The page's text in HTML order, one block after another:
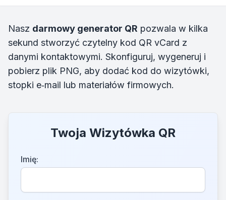
Nasz darmowy generator QR pozwala w kilka
sekund stworzyć czytelny kod QR vCard z
danymi kontaktowymi. Skonfiguruj, wygeneruj i
pobierz plik PNG, aby dodać kod do wizytówki,
stopki e‑mail lub materiałów firmowych.
Twoja Wizytówka QR
Imię: